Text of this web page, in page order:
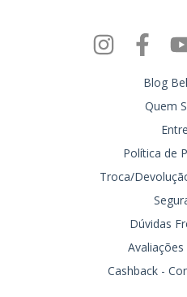
Blog
Quem
Política de
Troca/
Dúvidas
Cashback -